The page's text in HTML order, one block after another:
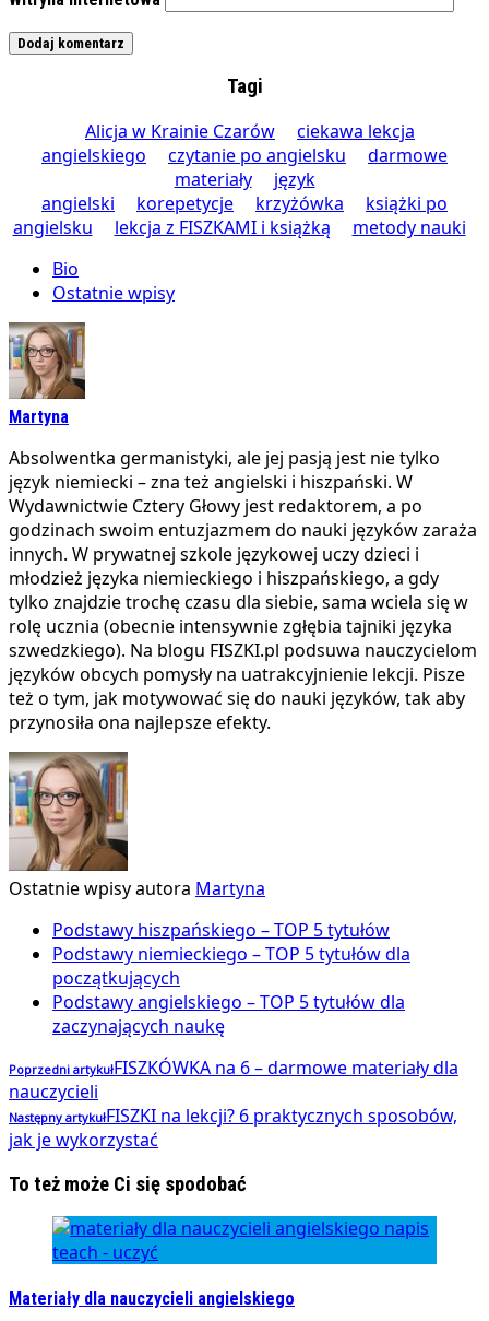
Tagi
Alicja w Krainie Czarów
ciekawa lekcja
angielskiego
czytanie po angielsku
darmowe
materiały
język
angielski
korepetycje krzyżówka
książki po
angielsku
lekcja z FISZKAMI i książką
metody nauki
Bio
Ostatnie wpisy
Martyna
Absolwentka germanistyki, ale jej pasją jest nie tylko
język niemiecki – zna też angielski i hiszpański. W
Wydawnictwie Cztery Głowy jest redaktorem, a po
godzinach swoim entuzjazmem do nauki języków zaraża
innych. W prywatnej szkole językowej uczy dzieci i
młodzież języka niemieckiego i hiszpańskiego, a gdy
tylko znajdzie trochę czasu dla siebie, sama wciela się w
rolę ucznia (obecnie intensywnie zgłębia tajniki języka
szwedzkiego). Na blogu FISZKI.pl podsuwa nauczycielom
języków obcych pomysły na uatrakcyjnienie lekcji. Pisze
też o tym, jak motywować się do nauki języków, tak aby
przynosiła ona najlepsze efekty.
Ostatnie wpisy autora Martyna
Podstawy hiszpańskiego – TOP 5 tytułów
Podstawy niemieckiego – TOP 5 tytułów dla
początkujących
Podstawy angielskiego – TOP 5 tytułów dla
zaczynających naukę
Poprzedni artykułFISZKÓWKA na 6 – darmowe materiały dla
nauczycieli
Następny artykułFISZKI na lekcji? 6 praktycznych sposobów,
jak je wykorzystać
To też może Ci się spodobać
Materiały dla nauczycieli angielskiego